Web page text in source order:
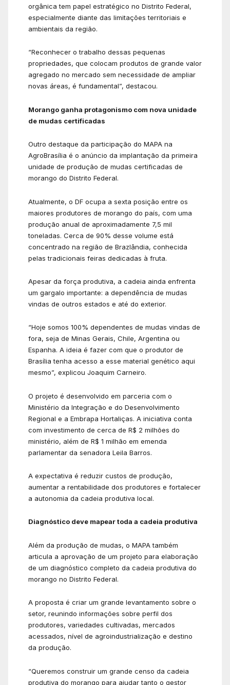
orgânica tem papel estratégico no Distrito Federal,
especialmente diante das limitações territoriais e
ambientais da região.
“Reconhecer o trabalho dessas pequenas
propriedades, que colocam produtos de grande valor
agregado no mercado sem necessidade de ampliar
novas áreas, é fundamental”, destacou.
Morango ganha protagonismo com nova unidade
de mudas certificadas
Outro destaque da participação do MAPA na
AgroBrasília é o anúncio da implantação da primeira
unidade de produção de mudas certificadas de
morango do Distrito Federal.
Atualmente, o DF ocupa a sexta posição entre os
maiores produtores de morango do país, com uma
produção anual de aproximadamente 7,5 mil
toneladas. Cerca de 90% desse volume está
concentrado na região de Brazlândia, conhecida
pelas tradicionais feiras dedicadas à fruta.
Apesar da força produtiva, a cadeia ainda enfrenta
um gargalo importante: a dependência de mudas
vindas de outros estados e até do exterior.
“Hoje somos 100% dependentes de mudas vindas de
fora, seja de Minas Gerais, Chile, Argentina ou
Espanha. A ideia é fazer com que o produtor de
Brasília tenha acesso a esse material genético aqui
mesmo”, explicou Joaquim Carneiro.
O projeto é desenvolvido em parceria com o
Ministério da Integração e do Desenvolvimento
Regional e a Embrapa Hortaliças. A iniciativa conta
com investimento de cerca de R$ 2 milhões do
ministério, além de R$ 1 milhão em emenda
parlamentar da senadora Leila Barros.
A expectativa é reduzir custos de produção,
aumentar a rentabilidade dos produtores e fortalecer
a autonomia da cadeia produtiva local.
Diagnóstico deve mapear toda a cadeia produtiva
Além da produção de mudas, o MAPA também
articula a aprovação de um projeto para elaboração
de um diagnóstico completo da cadeia produtiva do
morango no Distrito Federal.
A proposta é criar um grande levantamento sobre o
setor, reunindo informações sobre perfil dos
produtores, variedades cultivadas, mercados
acessados, nível de agroindustrialização e destino
da produção.
“Queremos construir um grande censo da cadeia
produtiva do morango para ajudar tanto o gestor